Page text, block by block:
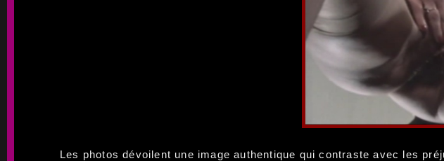
Les photos dévoilent une image authentique qui contraste avec les